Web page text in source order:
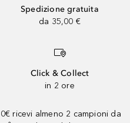
Spedizione gratuita
da 35,00 €
Click & Collect
in 2 ore
ricevi almeno 2 campioni da